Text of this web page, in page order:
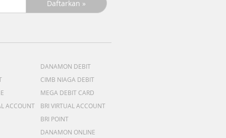
DANAMON DEBIT
CIMB NIAGA DEBIT
MEGA DEBIT CARD
ACCOUNT
BRI VIRTUAL ACCOUNT
BRI POINT
DANAMON ONLINE